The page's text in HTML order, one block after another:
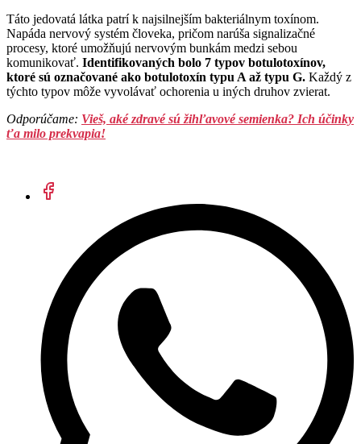
Táto jedovatá látka patrí k najsilnejším bakteriálnym toxínom.
Napáda nervový systém človeka, pričom narúša signalizačné
procesy, ktoré umožňujú nervovým bunkám medzi sebou
komunikovať. Identifikovaných bolo 7 typov botulotoxínov,
ktoré sú označované ako botulotoxín typu A až typu G. Každý z
týchto typov môže vyvolávať ochorenia u iných druhov zvierat.
Odporúčame: Vieš, aké zdravé sú žihľavové semienka? Ich účinky
ťa milo prekvapia!